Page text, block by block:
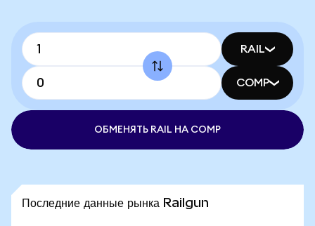
RAIL
COMP
ОБМЕНЯТЬ RAIL НА COMP
Последние данные рынка Railgun